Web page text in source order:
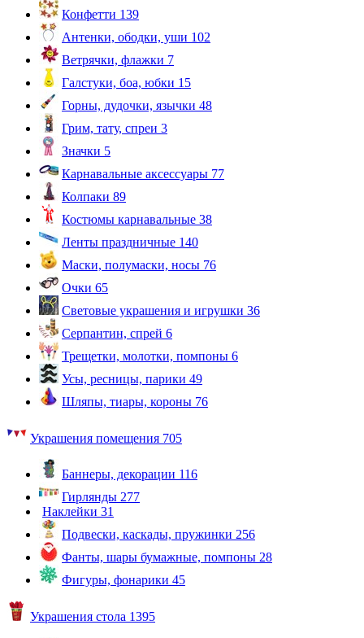
Конфетти 139
Антенки, ободки, уши 102
Ветрячки, флажки 7
Галстуки, боа, юбки 15
Горны, дудочки, язычки 48
Грим, тату, спреи 3
Значки 5
Карнавальные аксессуары 77
Колпаки 89
Костюмы карнавальные 38
Ленты праздничные 140
Маски, полумаски, носы 76
Очки 65
Световые украшения и игрушки 36
Серпантин, спрей 6
Трещетки, молотки, помпоны 6
Усы, ресницы, парики 49
Шляпы, тиары, короны 76
Украшения помещения 705
Баннеры, декорации 116
Гирлянды 277
Наклейки 31
Подвески, каскады, пружинки 256
Фанты, шары бумажные, помпоны 28
Фигуры, фонарики 45
Украшения стола 1395